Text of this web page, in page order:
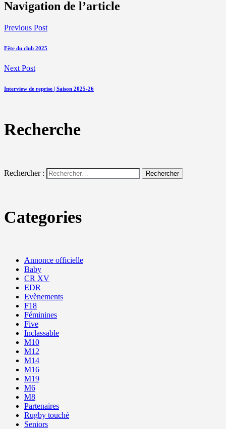
Navigation de l’article
Previous Post
Fête du club 2025
Next Post
Interview de reprise | Saison 2025-26
Recherche
Rechercher :
Categories
Annonce officielle
Baby
CR XV
EDR
Evènements
F18
Féminines
Five
Inclassable
M10
M12
M14
M16
M19
M6
M8
Partenaires
Rugby touché
Seniors